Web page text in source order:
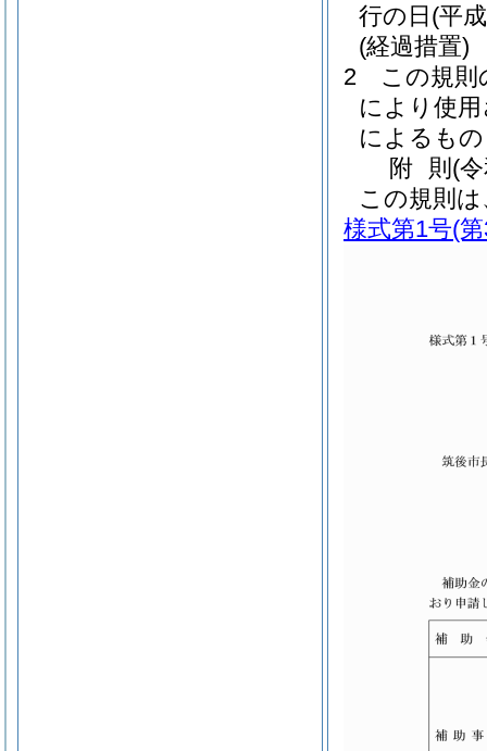
行の日 (平
(経過措置)
2
この規則
により使
によるも
附 則 (
この規則
様式第1号(